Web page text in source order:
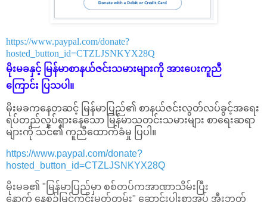
https://www.paypal.com/donate?
hosted_button_id=CTZLJSNKYX28Q
မိုးမခနှင့် မြန်မာစာနယ်ဇင်းသမားများကို အားပေးကူညီ
ကြောင်း ပြသပါ။
မိုးမခကနေတဆင့် မြန်မာပြည်၏ စာနယ်ဇင်းလွတ်လပ်ခွင့်အရေး
ရပ်တည်လှုပ်ရှားနေသော မြန်မာသတင်းသမားများ စာရေးဆရာ
များကို သင်၏ ကူညီထောက်ခံမှု ပြပါ။
https://www.paypal.com/donate?
hosted_button_id=CTZLJSNKYX28Q
မိုးမခ၏ "မြန်မာပြည်မှာ စစ်တပ်ကအာဏာသိမ်းပြီး
နောက် နေ့စဉ်မြင်ကွင်းမှတ်တမ်း" ဆောင်းပါးစာအုပ် အီးဘုတ်